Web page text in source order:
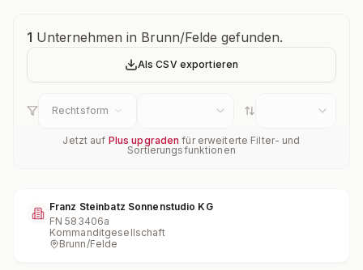
Unternehmensübersicht
1 Unternehmen in Brunn/Felde gefunden.
Als CSV exportieren
Rechtsform
Jetzt auf Plus upgraden für erweiterte Filter- und
Sortierungsfunktionen
Franz Steinbatz Sonnenstudio KG
FN583406a
Kommanditgesellschaft
Brunn/Felde